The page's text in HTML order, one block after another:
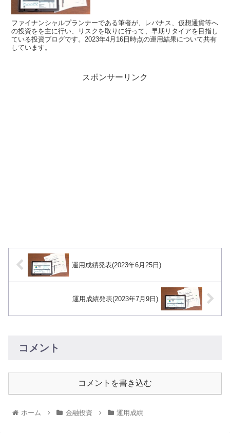
ファイナンシャルプランナーである筆者が、レバナス、仮想通貨等へ
の投資をを主に行い、リスクを取りに行って、早期リタイアを目指し
ている投資ブログです。2023年4月16日時点の運用結果について共有
しています。
スポンサーリンク
運用成績発表(2023年6月25日)
運用成績発表(2023年7月9日)
コメント
コメントを書き込む
ホーム 金融投資 運用成績